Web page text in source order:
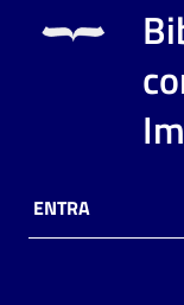
Scopri
online
ENTRA